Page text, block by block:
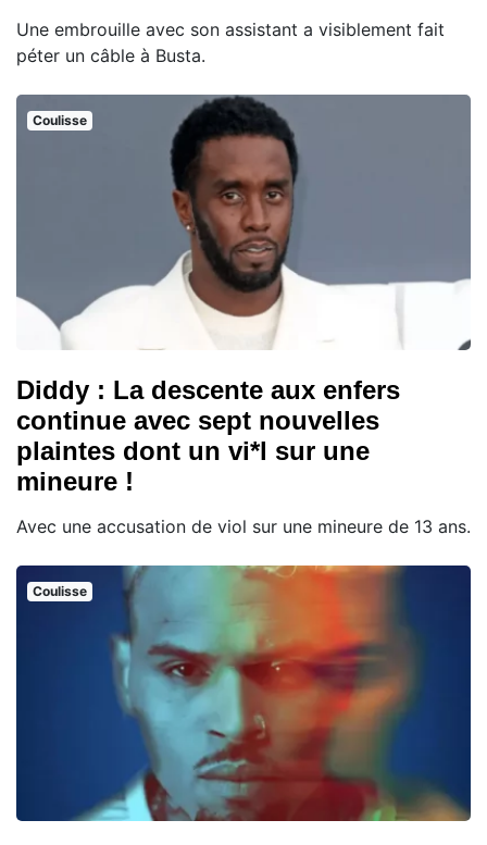
Une embrouille avec son assistant a visiblement fait
péter un câble à Busta.
Coulisse
Diddy : La descente aux enfers
continue avec sept nouvelles
plaintes dont un vi*l sur une
mineure !
Avec une accusation de viol sur une mineure de 13 ans.
Coulisse